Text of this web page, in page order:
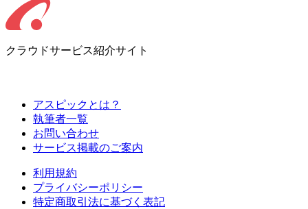
クラウドサービス紹介サイト
アスピックとは？
執筆者一覧
お問い合わせ
サービス掲載のご案内
利用規約
プライバシーポリシー
特定商取引法に基づく表記